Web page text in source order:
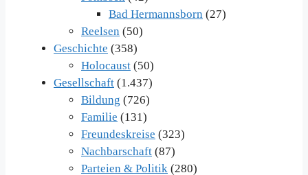
Bad Hermannsborn (27)
Reelsen (50)
Geschichte (358)
Holocaust (50)
Gesellschaft (1.437)
Bildung (726)
Familie (131)
Freundeskreise (323)
Nachbarschaft (87)
Parteien & Politik (280)